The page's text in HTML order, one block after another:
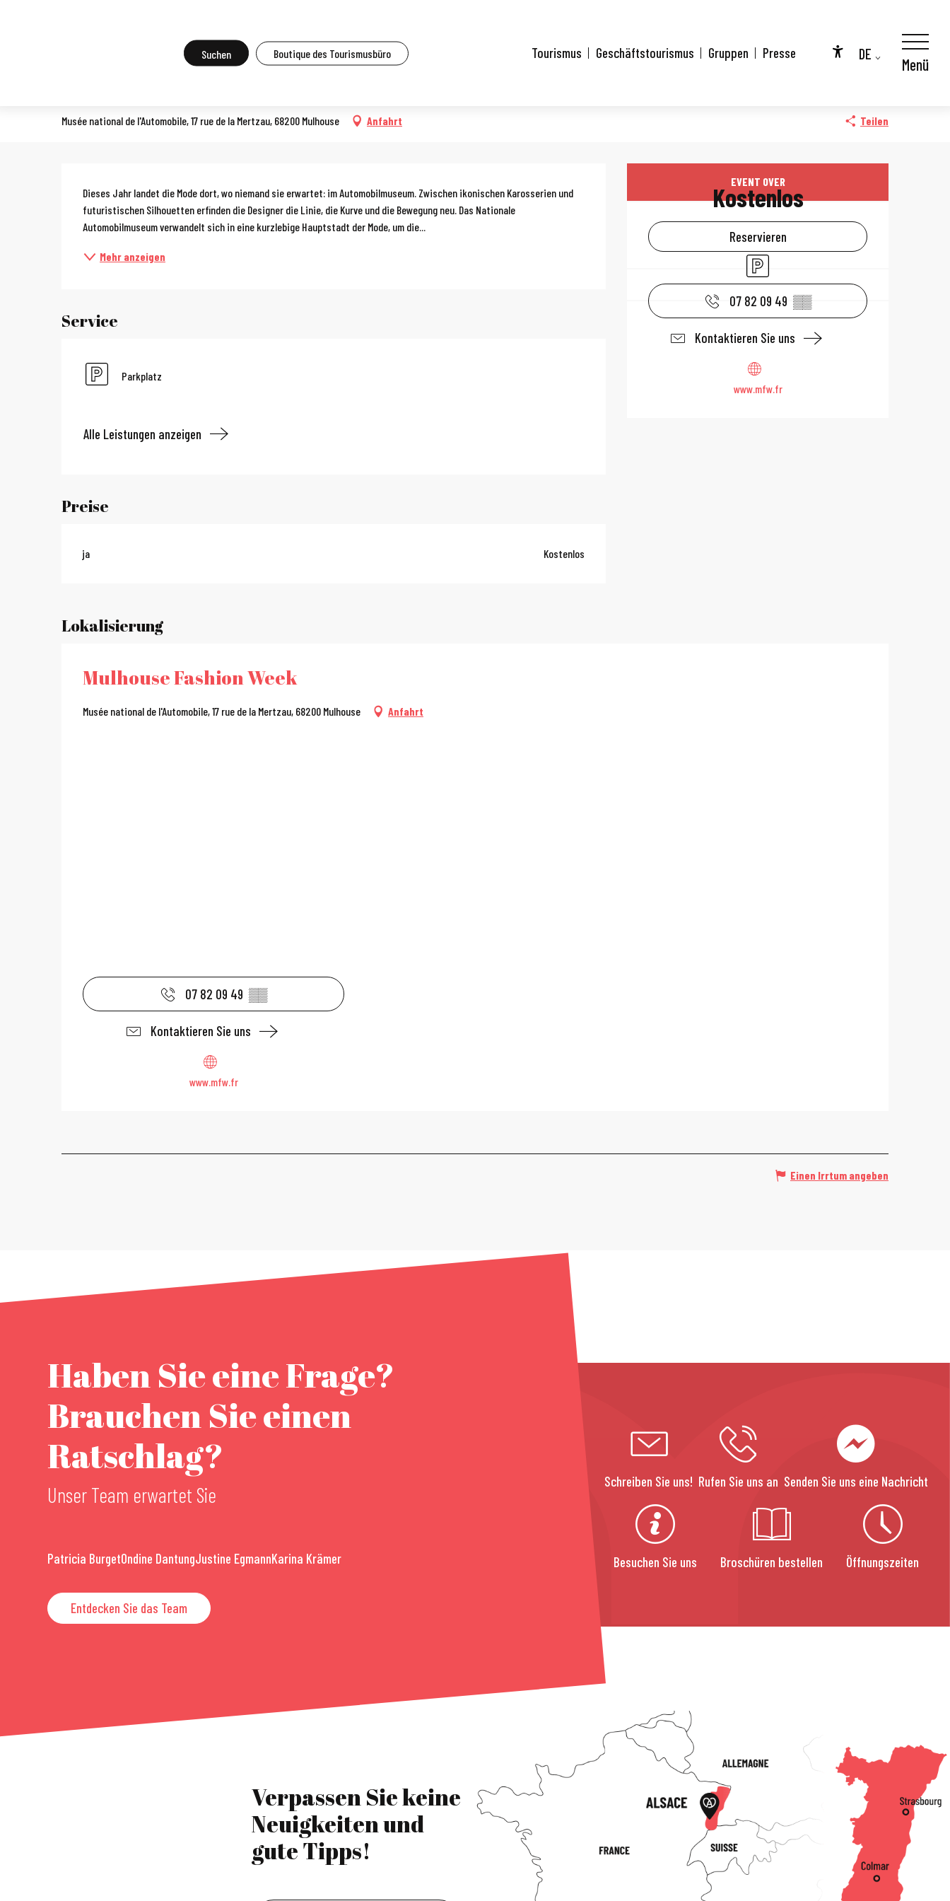
Boutique des Tourismusbüro
Accessibilité
Suche DE
Tourismus Geschäftstourismus Gruppen Presse
Menü
Mulhouse Fashion Week
Musée national de l'Automobile, 17 rue de la Mertzau, 68200 Mulhouse Anfahrt Teilen
Öffnungszeiten
EVENT OVER
Kostenlos
Reservieren
Parkplatz
07 82 09 49 ▒▒
Kontaktieren Sie uns
www.mfw.fr
Beschreibung
Dieses Jahr landet die Mode dort, wo niemand sie erwartet: im Automobilmuseum. Zwischen ikonischen Karosserien und
futuristischen Silhouetten erfinden die Designer die Linie, die Kurve und die Bewegung neu. Das Nationale
Automobilmuseum verwandelt sich in eine kurzlebige Hauptstadt der Mode, um die...
Mehr anzeigen
Service
Parkplatz
Alle Leistungen anzeigen
Preise
ja Kostenlos
Lokalisierung
Mulhouse Fashion Week
Musée national de l'Automobile, 17 rue de la Mertzau, 68200 Mulhouse Anfahrt
07 82 09 49 ▒▒
Kontaktieren Sie uns
www.mfw.fr
Einen Irrtum angeben
Haben Sie eine Frage?
Brauchen Sie einen
Ratschlag?
Unser Team erwartet Sie
Patricia BurgetOndine DantungJustine EgmannKarina Krämer
Entdecken Sie das Team
Schreiben Sie uns! Rufen Sie uns an Senden Sie uns eine Nachricht
Besuchen Sie uns Broschüren bestellen Öffnungszeiten
Verpassen Sie keine
Neuigkeiten und
gute Tipps!